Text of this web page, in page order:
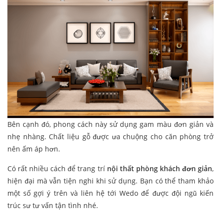
Bên cạnh đó, phong cách này sử dụng gam màu đơn giản và
nhẹ nhàng. Chất liệu gỗ được ưa chuộng cho căn phòng trở
nên ấm áp hơn.
Có rất nhiều cách để trang trí nội thất phòng khách đơn giản,
hiện đại mà vẫn tiện nghi khi sử dụng. Bạn có thể tham khảo
một số gợi ý trên và liên hệ tới Wedo để được đội ngũ kiến
trúc sư tư vấn tận tình nhé.